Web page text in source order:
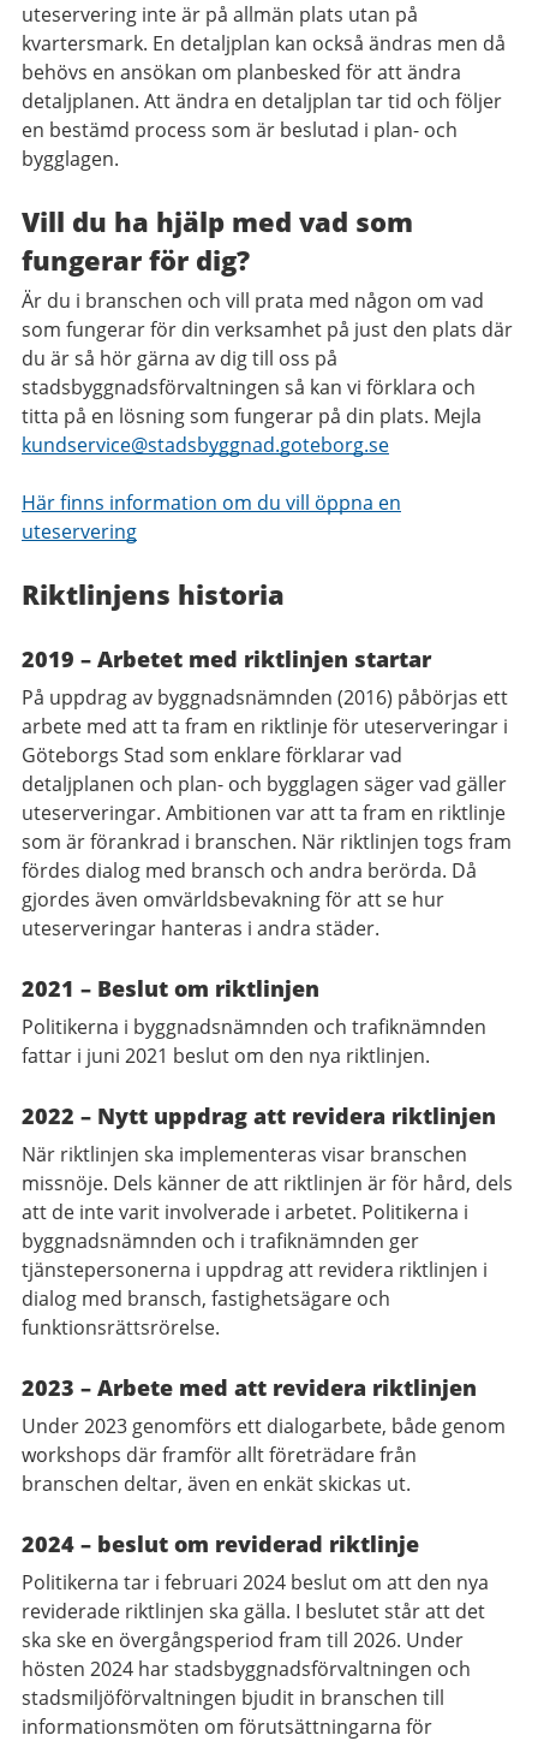
uteservering inte är på allmän plats utan på
kvartersmark. En detaljplan kan också ändras men då
behövs en ansökan om planbesked för att ändra
detaljplanen. Att ändra en detaljplan tar tid och följer
en bestämd process som är beslutad i plan- och
bygglagen.
Vill du ha hjälp med vad som
fungerar för dig?
Är du i branschen och vill prata med någon om vad
som fungerar för din verksamhet på just den plats där
du är så hör gärna av dig till oss på
stadsbyggnadsförvaltningen så kan vi förklara och
titta på en lösning som fungerar på din plats. Mejla
kundservice@stadsbyggnad.goteborg.se
Här finns information om du vill öppna en
uteservering
Riktlinjens historia
2019 – Arbetet med riktlinjen startar
På uppdrag av byggnadsnämnden (2016) påbörjas ett
arbete med att ta fram en riktlinje för uteserveringar i
Göteborgs Stad som enklare förklarar vad
detaljplanen och plan- och bygglagen säger vad gäller
uteserveringar. Ambitionen var att ta fram en riktlinje
som är förankrad i branschen. När riktlinjen togs fram
fördes dialog med bransch och andra berörda. Då
gjordes även omvärldsbevakning för att se hur
uteserveringar hanteras i andra städer.
2021 – Beslut om riktlinjen
Politikerna i byggnadsnämnden och trafiknämnden
fattar i juni 2021 beslut om den nya riktlinjen.
2022 – Nytt uppdrag att revidera riktlinjen
När riktlinjen ska implementeras visar branschen
missnöje. Dels känner de att riktlinjen är för hård, dels
att de inte varit involverade i arbetet. Politikerna i
byggnadsnämnden och i trafiknämnden ger
tjänstepersonerna i uppdrag att revidera riktlinjen i
dialog med bransch, fastighetsägare och
funktionsrättsrörelse.
2023 – Arbete med att revidera riktlinjen
Under 2023 genomförs ett dialogarbete, både genom
workshops där framför allt företrädare från
branschen deltar, även en enkät skickas ut.
2024 – beslut om reviderad riktlinje
Politikerna tar i februari 2024 beslut om att den nya
reviderade riktlinjen ska gälla. I beslutet står att det
ska ske en övergångsperiod fram till 2026. Under
hösten 2024 har stadsbyggnadsförvaltningen och
stadsmiljöförvaltningen bjudit in branschen till
informationsmöten om förutsättningarna för